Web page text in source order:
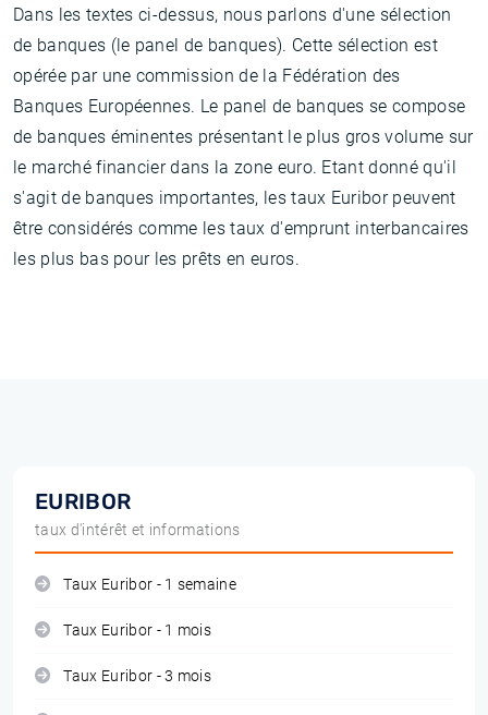
Dans les textes ci-dessus, nous parlons d'une sélection
de banques (le panel de banques). Cette sélection est
opérée par une commission de la Fédération des
Banques Européennes. Le panel de banques se compose
de banques éminentes présentant le plus gros volume sur
le marché financier dans la zone euro. Etant donné qu'il
s'agit de banques importantes, les taux Euribor peuvent
être considérés comme les taux d'emprunt interbancaires
les plus bas pour les prêts en euros.
EURIBOR
taux d'intérêt et informations
Taux Euribor - 1 semaine
Taux Euribor - 1 mois
Taux Euribor - 3 mois